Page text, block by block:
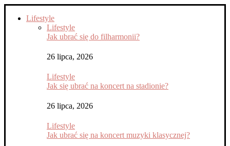
Lifestyle
Lifestyle
Jak ubrać się do filharmonii?
26 lipca, 2026
Lifestyle
Jak się ubrać na koncert na stadionie?
26 lipca, 2026
Lifestyle
Jak ubrać się na koncert muzyki klasycznej?